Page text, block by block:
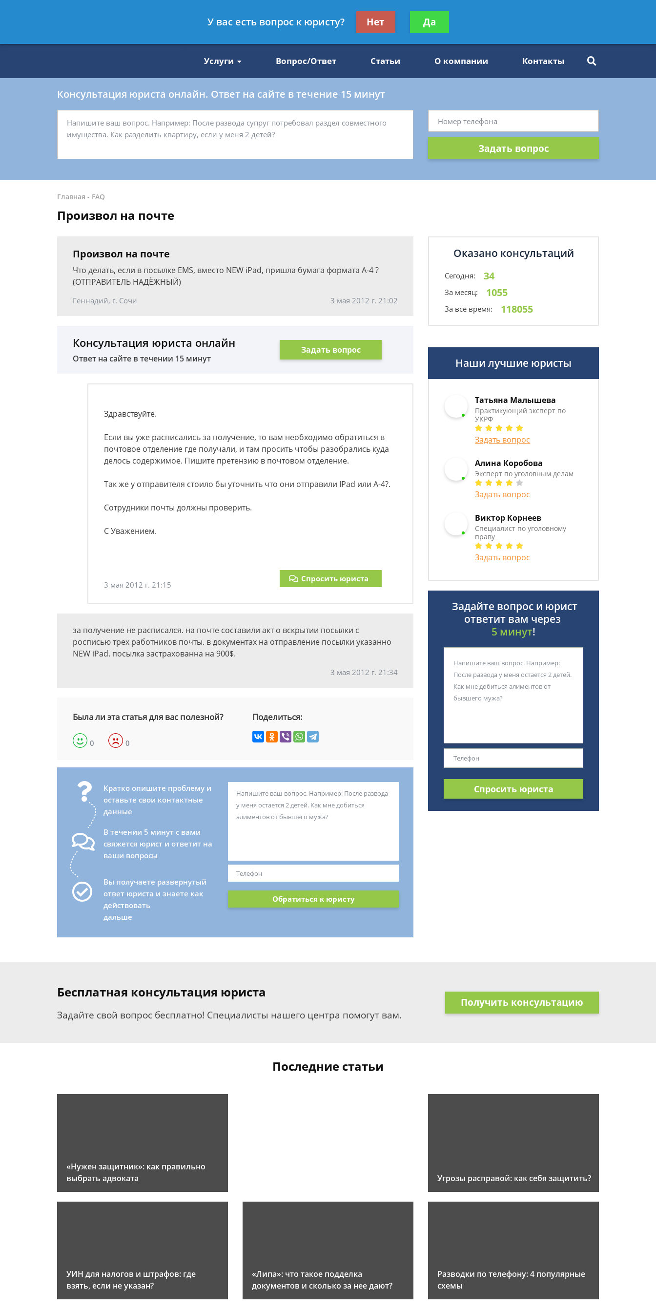
8 812 509-27-47
Получите консультацию
бесплатно
Услуги Вопрос/Ответ Статьи О компании Контакты
Консультация юриста онлайн. Ответ на сайте в течение 15 минут
Задать вопрос
Главная - FAQ
Произвол на почте
Произвол на почте
Что делать, если в посылке EMS, вместо NEW iPad, пришла бумага формата A-4 ?
(ОТПРАВИТЕЛЬ НАДЁЖНЫЙ)
Геннадий, г. Сочи 3 мая 2012 г. 21:02
Консультация юриста онлайн
Ответ на сайте в течении 15 минут
Задать вопрос
Здравствуйте.
Если вы уже расписались за получение, то вам необходимо обратиться в
почтовое отделение где получали, и там просить чтобы разобрались куда
делось содержимое. Пишите претензию в почтовом отделение.
Так же у отправителя стоило бы уточнить что они отправили IPad или А-4?.
Сотрудники почты должны проверить.
С Уважением.
3 мая 2012 г. 21:15
Спросить юриста
за получение не расписался. на почте составили акт о вскрытии посылки с
росписью трех работников почты. в документах на отправление посылки указанно
NEW iPad. посылка застрахованна на 900$.
3 мая 2012 г. 21:34
Была ли эта статья для вас полезной?
0 0
Поделиться:
Кратко опишите проблему и
оставьте свои контактные
данные
В течении 5 минут с вами
свяжется юрист и ответит на
ваши вопросы
Вы получаете развернутый
ответ юриста и знаете как
действовать
дальше
Обратиться к юристу
Оказано консультаций
Сегодня: 34
За месяц: 1055
За все время: 118055
Наши лучшие юристы
Татьяна Малышева
Практикующий эксперт по
УКРФ
Задать вопрос
Алина Коробова
Эксперт по уголовным делам
Задать вопрос
Виктор Корнеев
Cпециалист по уголовному
праву
Задать вопрос
Задайте вопрос и юрист
ответит вам через
5 минут!
Спросить юриста
Бесплатная консультация юриста
Задайте свой вопрос бесплатно! Специалисты нашего центра помогут вам.
Получить консультацию
Последние статьи
«Нужен защитник»: как правильно
выбрать адвоката
Угрозы расправой: как себя защитить?
УИН для налогов и штрафов: где
взять, если не указан?
«Липа»: что такое подделка
документов и сколько за нее дают?
Разводки по телефону: 4 популярные
схемы
У вас есть вопрос к юристу? Нет Да